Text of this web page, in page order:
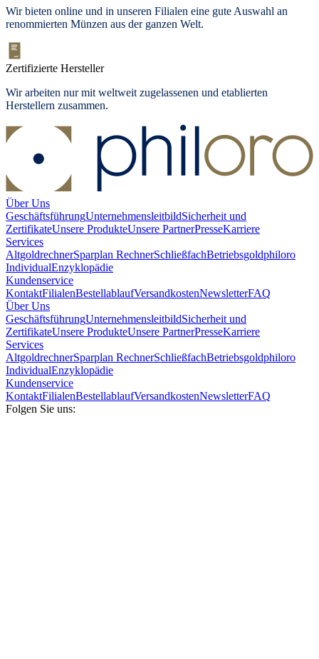
Wir bieten online und in unseren Filialen eine gute Auswahl an
renommierten Münzen aus der ganzen Welt.
Zertifizierte Hersteller
Wir arbeiten nur mit weltweit zugelassenen und etablierten
Herstellern zusammen.
Über Uns
GeschäftsführungUnternehmensleitbildSicherheit und
ZertifikateUnsere ProdukteUnsere PartnerPresseKarriere
Services
AltgoldrechnerSparplan RechnerSchließfachBetriebsgoldphiloro
IndividualEnzyklopädie
Kundenservice
KontaktFilialenBestellablaufVersandkostenNewsletterFAQ
Über Uns
GeschäftsführungUnternehmensleitbildSicherheit und
ZertifikateUnsere ProdukteUnsere PartnerPresseKarriere
Services
AltgoldrechnerSparplan RechnerSchließfachBetriebsgoldphiloro
IndividualEnzyklopädie
Kundenservice
KontaktFilialenBestellablaufVersandkostenNewsletterFAQ
Folgen Sie uns: